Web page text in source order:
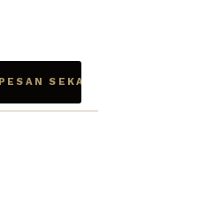
PESAN SEKARANG